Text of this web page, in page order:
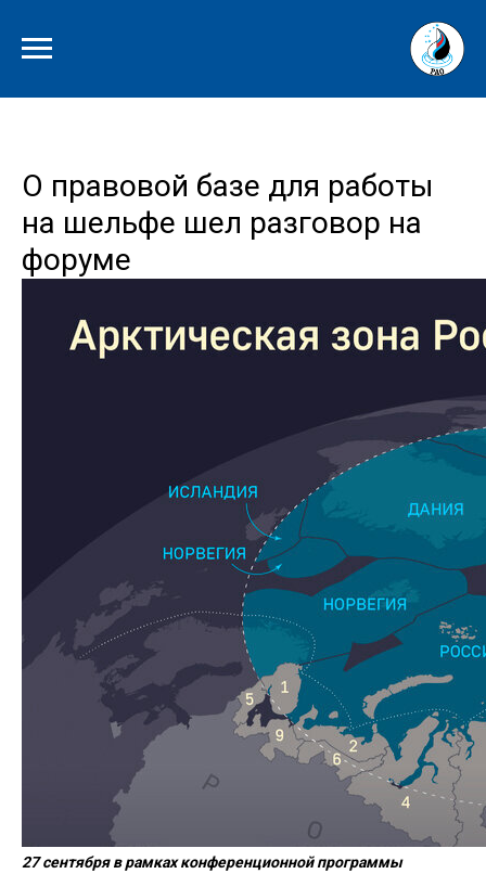
О правовой базе для работы
на шельфе шел разговор на
форуме
27 сентября в рамках конференционной программы